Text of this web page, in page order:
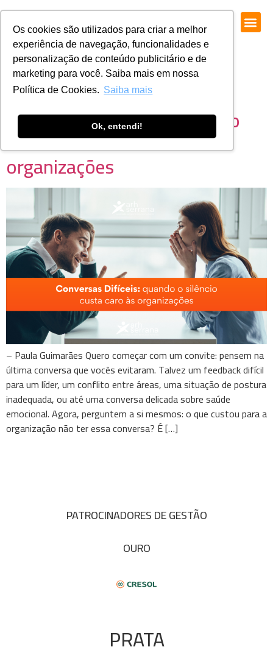
Os cookies são utilizados para criar a melhor
experiência de navegação, funcionalidades e
personalização de conteúdo publicitário e de
marketing para você. Saiba mais em nossa
Política de Cookies. Saiba mais
Ok, entendi!
Conversas Difíceis: quando o
silêncio custa caro às
organizações
– Paula Guimarães Quero começar com um convite: pensem na
última conversa que vocês evitaram. Talvez um feedback difícil
para um líder, um conflito entre áreas, uma situação de postura
inadequada, ou até uma conversa delicada sobre saúde
emocional. Agora, perguntem a si mesmos: o que custou para a
organização não ter essa conversa? É […]
PATROCINADORES DE GESTÃO
OURO
PRATA